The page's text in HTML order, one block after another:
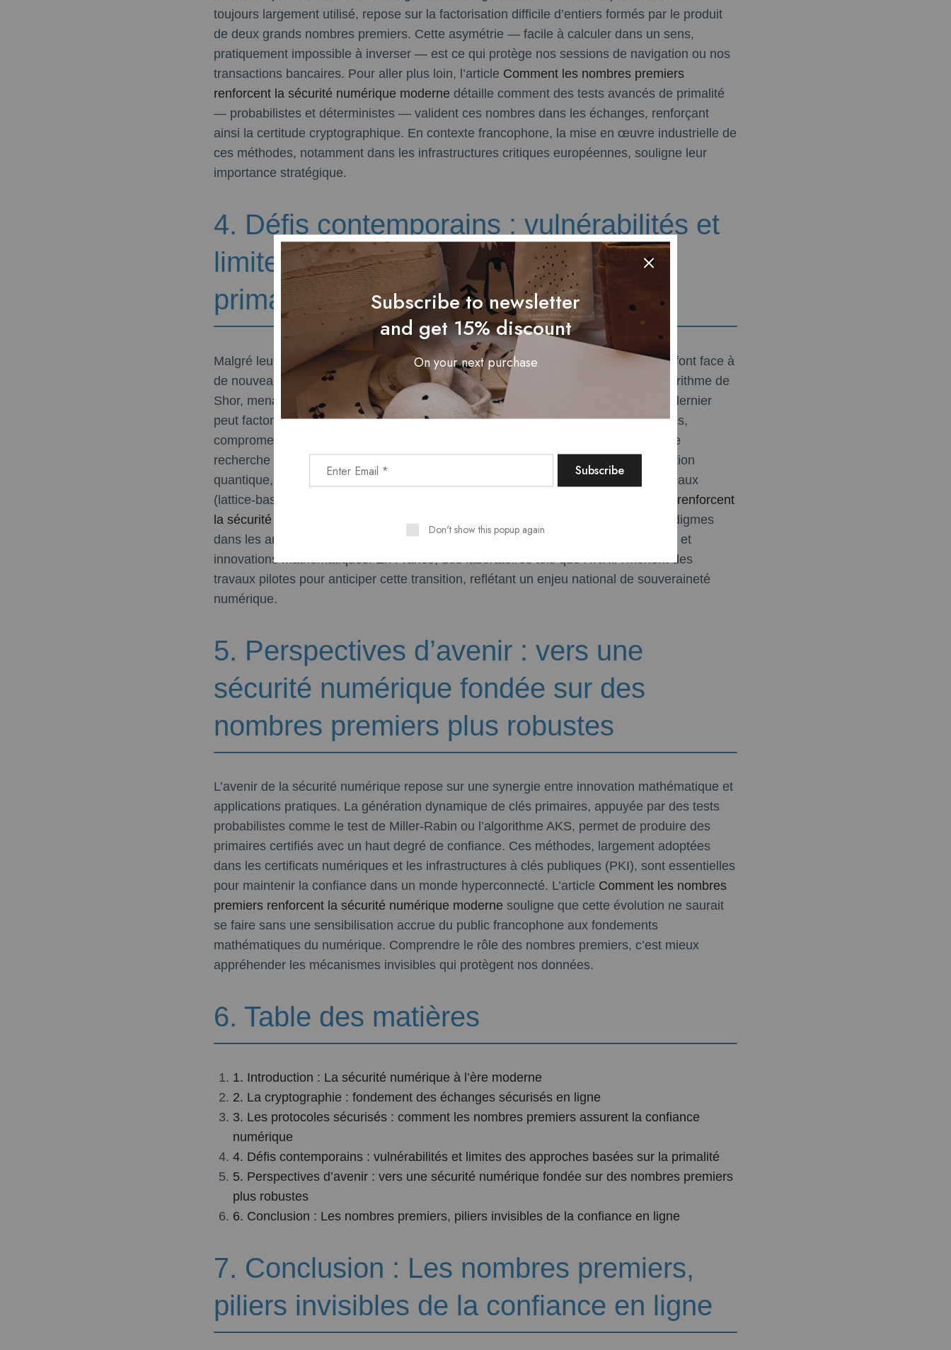
toujours largement utilisé, repose sur la factorisation difficile d’entiers formés par le produit
de deux grands nombres premiers. Cette asymétrie — facile à calculer dans un sens,
pratiquement impossible à inverser — est ce qui protège nos sessions de navigation ou nos
transactions bancaires. Pour aller plus loin, l’article Comment les nombres premiers
renforcent la sécurité numérique moderne détaille comment des tests avancés de primalité
— probabilistes et déterministes — valident ces nombres dans les échanges, renforçant
ainsi la certitude cryptographique. En contexte francophone, la mise en œuvre industrielle de
ces méthodes, notamment dans les infrastructures critiques européennes, souligne leur
importance stratégique.
4. Défis contemporains : vulnérabilités et
limites des approches basées sur la
primalité
Malgré leur robustesse prouvée, les méthodes fondées sur les nombres premiers font face à
de nouveaux défis. L’avènement de l’informatique quantique, notamment via l’algorithme de
Shor, menace directement la sécurité des courants cryptographiques actuels. Ce dernier
peut factoriser en temps polynomial des nombres de plusieurs centaines de chiffres,
compromettant ainsi la base même de RSA et de l’ECC. Face à cette menace, une
recherche intensive s’engage pour identifier des primaires résistants à la computation
quantique, comme les courbes hyperelliptiques ou les schémas basés sur les réseaux
(lattice-based cryptography). Par ailleurs, l’article
Comment les nombres premiers renforcent
la sécurité numérique moderne
insiste sur l’urgence d’intégrer ces nouveaux paradigmes
dans les architectures hybrides post-quantiques, combinant techniques classiques et
innovations mathématiques. En France, des laboratoires tels que l’INRIA mènent des
travaux pilotes pour anticiper cette transition, reflétant un enjeu national de souveraineté
numérique.
5. Perspectives d’avenir : vers une
sécurité numérique fondée sur des
nombres premiers plus robustes
L’avenir de la sécurité numérique repose sur une synergie entre innovation mathématique et
applications pratiques. La génération dynamique de clés primaires, appuyée par des tests
probabilistes comme le test de Miller-Rabin ou l’algorithme AKS, permet de produire des
primaires certifiés avec un haut degré de confiance. Ces méthodes, largement adoptées
dans les certificats numériques et les infrastructures à clés publiques (PKI), sont essentielles
pour maintenir la confiance dans un monde hyperconnecté. L’article Comment les nombres
premiers renforcent la sécurité numérique moderne souligne que cette évolution ne saurait
se faire sans une sensibilisation accrue du public francophone aux fondements
mathématiques du numérique. Comprendre le rôle des nombres premiers, c’est mieux
appréhender les mécanismes invisibles qui protègent nos données.
6. Table des matières
1. Introduction : La sécurité numérique à l’ère moderne
2. La cryptographie : fondement des échanges sécurisés en ligne
3. Les protocoles sécurisés : comment les nombres premiers assurent la confiance
numérique
4. Défis contemporains : vulnérabilités et limites des approches basées sur la primalité
5. Perspectives d’avenir : vers une sécurité numérique fondée sur des nombres premiers
plus robustes
6. Conclusion : Les nombres premiers, piliers invisibles de la confiance en ligne
7. Conclusion : Les nombres premiers,
piliers invisibles de la confiance en ligne
Subscribe to newsletter
and get 15% discount
On your next purchase
Don't show this popup again